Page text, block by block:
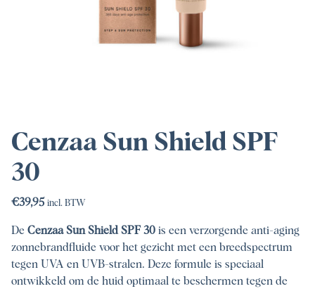
Cenzaa Sun Shield SPF
30
€39,95 incl. BTW
De Cenzaa Sun Shield SPF 30 is een verzorgende anti-aging
zonnebrandfluide voor het gezicht met een breedspectrum
tegen UVA en UVB-stralen. Deze formule is speciaal
ontwikkeld om de huid optimaal te beschermen tegen de